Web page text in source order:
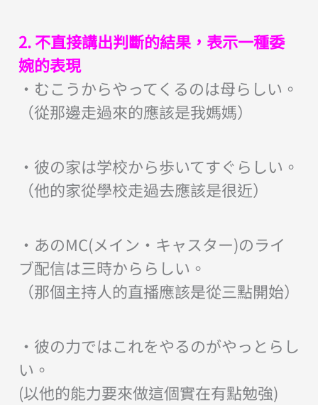
2. 不直接講出判斷的結果，表示一種委
婉的表現
・むこうからやってくるのは母らしい。
（從那邊走過來的應該是我媽媽）
・彼の家は学校から歩いてすぐらしい。
（他的家從學校走過去應該是很近）
・あのMC(メイン・キャスター)のライ
ブ配信は三時かららしい。
（那個主持人的直播應該是從三點開始）
・彼の力ではこれをやるのがやっとらし
い。
(以他的能力要來做這個實在有點勉強)